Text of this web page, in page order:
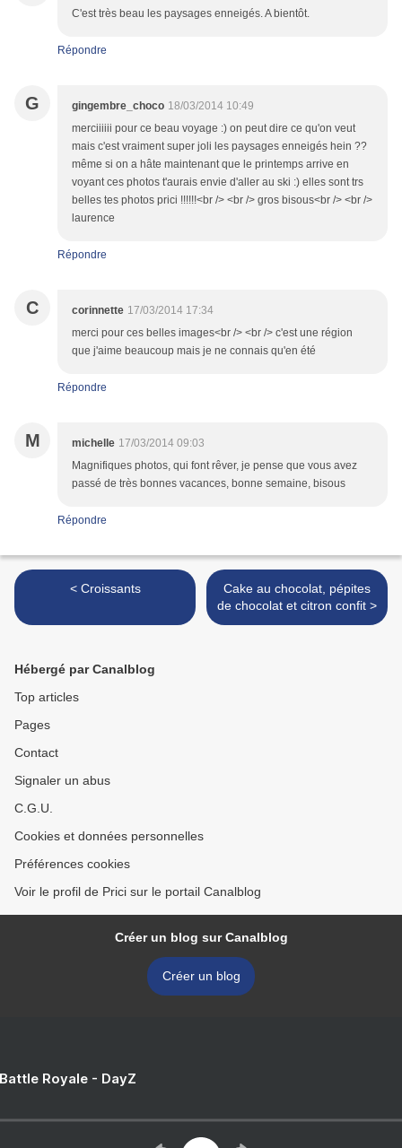
C'est très beau les paysages enneigés. A bientôt.
Répondre
G gingembre_choco 18/03/2014 10:49
merciiiiii pour ce beau voyage :) on peut dire ce qu'on veut
mais c'est vraiment super joli les paysages enneigés hein ??
même si on a hâte maintenant que le printemps arrive en
voyant ces photos t'aurais envie d'aller au ski :) elles sont trs
belles tes photos prici !!!!!!<br /> <br /> gros bisous<br /> <br />
laurence
Répondre
C corinnette 17/03/2014 17:34
merci pour ces belles images<br /> <br /> c'est une région
que j'aime beaucoup mais je ne connais qu'en été
Répondre
M michelle 17/03/2014 09:03
Magnifiques photos, qui font rêver, je pense que vous avez
passé de très bonnes vacances, bonne semaine, bisous
Répondre
< Croissants
Cake au chocolat, pépites
de chocolat et citron confit >
Hébergé par Canalblog
Top articles
Pages
Contact
Signaler un abus
C.G.U.
Cookies et données personnelles
Préférences cookies
Voir le profil de Prici sur le portail Canalblog
Créer un blog sur Canalblog
Créer un blog
Royale - DayZ